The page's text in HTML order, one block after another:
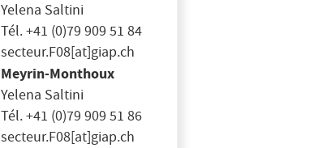
Yelena Saltini
Tél. +41 (0)79 909 51 84
secteur.F08[at]giap.ch
Meyrin-Monthoux
Yelena Saltini
Tél. +41 (0)79 909 51 86
secteur.F08[at]giap.ch